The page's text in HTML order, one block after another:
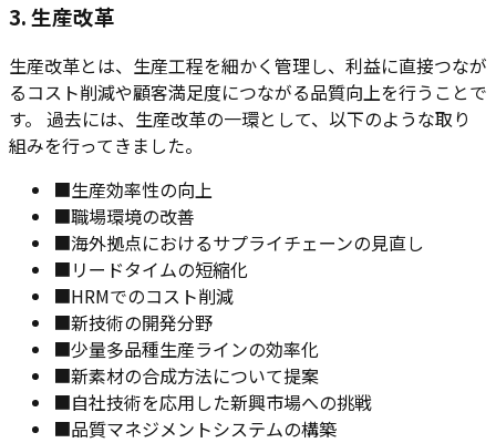
3. 生産改革
生産改革とは、生産工程を細かく管理し、利益に直接つなが
るコスト削減や顧客満足度につながる品質向上を行うことで
す。 過去には、生産改革の一環として、以下のような取り
組みを行ってきました。
■生産効率性の向上
■職場環境の改善
■海外拠点におけるサプライチェーンの見直し
■リードタイムの短縮化
■HRMでのコスト削減
■新技術の開発分野
■少量多品種生産ラインの効率化
■新素材の合成方法について提案
■自社技術を応用した新興市場への挑戦
■品質マネジメントシステムの構築